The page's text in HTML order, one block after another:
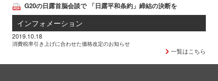
G20の日露首脳会談で 「日露平和条約」締結の決断を
インフォメーション
2019.10.18
消費税率引き上げに合わせた価格改定のお知らせ
一覧はこちら